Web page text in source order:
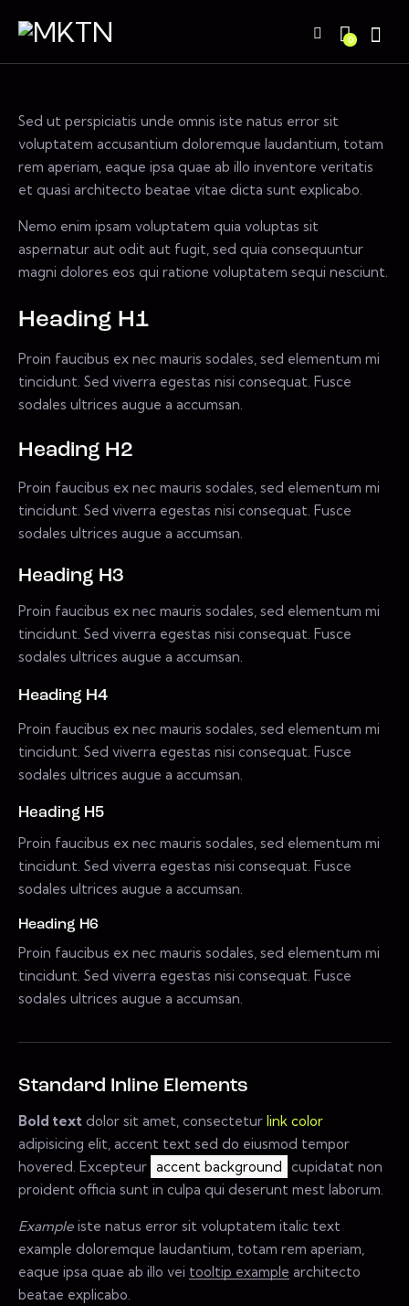
0
Sed ut perspiciatis unde omnis iste natus error sit
voluptatem accusantium doloremque laudantium, totam
rem aperiam, eaque ipsa quae ab illo inventore veritatis
et quasi architecto beatae vitae dicta sunt explicabo.
Nemo enim ipsam voluptatem quia voluptas sit
aspernatur aut odit aut fugit, sed quia consequuntur
magni dolores eos qui ratione voluptatem sequi nesciunt.
Heading H1
Proin faucibus ex nec mauris sodales, sed elementum mi
tincidunt. Sed viverra egestas nisi consequat. Fusce
sodales ultrices augue a accumsan.
Heading H2
Proin faucibus ex nec mauris sodales, sed elementum mi
tincidunt. Sed viverra egestas nisi consequat. Fusce
sodales ultrices augue a accumsan.
Heading H3
Proin faucibus ex nec mauris sodales, sed elementum mi
tincidunt. Sed viverra egestas nisi consequat. Fusce
sodales ultrices augue a accumsan.
Heading H4
Proin faucibus ex nec mauris sodales, sed elementum mi
tincidunt. Sed viverra egestas nisi consequat. Fusce
sodales ultrices augue a accumsan.
Heading H5
Proin faucibus ex nec mauris sodales, sed elementum mi
tincidunt. Sed viverra egestas nisi consequat. Fusce
sodales ultrices augue a accumsan.
Heading H6
Proin faucibus ex nec mauris sodales, sed elementum mi
tincidunt. Sed viverra egestas nisi consequat. Fusce
sodales ultrices augue a accumsan.
Standard Inline Elements
Bold text dolor sit amet, consectetur link color
adipisicing elit, accent text sed do eiusmod tempor
hovered. Excepteur accent background cupidatat non
proident officia sunt in culpa qui deserunt mest laborum.
Example iste natus error sit voluptatem italic text
example doloremque laudantium, totam rem aperiam,
eaque ipsa quae ab illo vei tooltip example architecto
beatae explicabo.